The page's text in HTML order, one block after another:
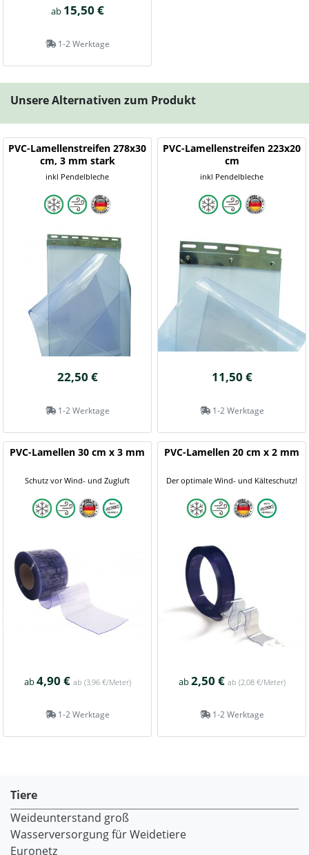
ab 15,50 €
1-2 Werktage
Unsere Alternativen zum Produkt
PVC-Lamellenstreifen 278x30
cm, 3 mm stark
inkl Pendelbleche
22,50 €
1-2 Werktage
PVC-Lamellenstreifen 223x20
cm
inkl Pendelbleche
11,50 €
1-2 Werktage
PVC-Lamellen 30 cm x 3 mm
Schutz vor Wind- und Zugluft
ab4,90 € ab (3,96 €/Meter)
1-2 Werktage
PVC-Lamellen 20 cm x 2 mm
Der optimale Wind- und Kälteschutz!
ab2,50 € ab (2,08 €/Meter)
1-2 Werktage
Tiere
Weideunterstand groß
Wasserversorgung für Weidetiere
Euronetz